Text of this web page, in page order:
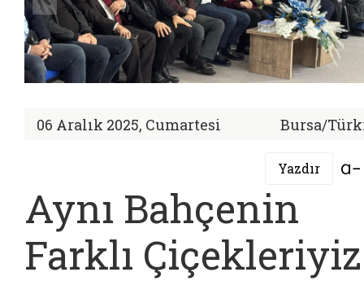
06 Aralık 2025, Cumartesi Bursa/
Yazdır
Aynı Bahçenin
Farklı Çiçekleriyiz